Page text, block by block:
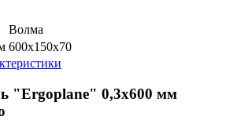
Волма
600x150x70
"Ergoplane" 0,3х600 мм